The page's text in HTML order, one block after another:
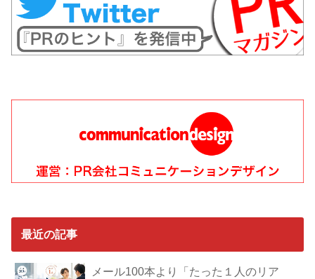
最近の記事
メール100本より「たった１人のリア